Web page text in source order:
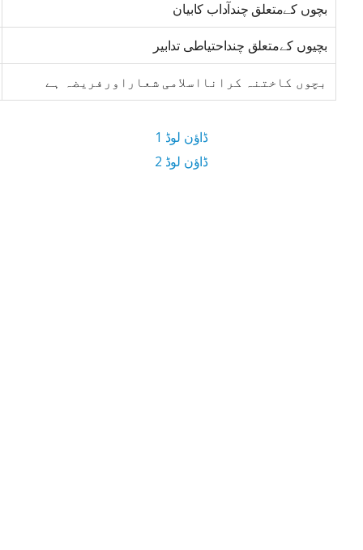
بچوں کےمتعلق چندآداب کابیان
بچیوں کےمتعلق چنداحتیاطی تدابیر
بچوں کاختنہ کرانااسلامی شعاراورفریضہ ہے
ڈاؤن لوڈ 1
ڈاؤن لوڈ 2